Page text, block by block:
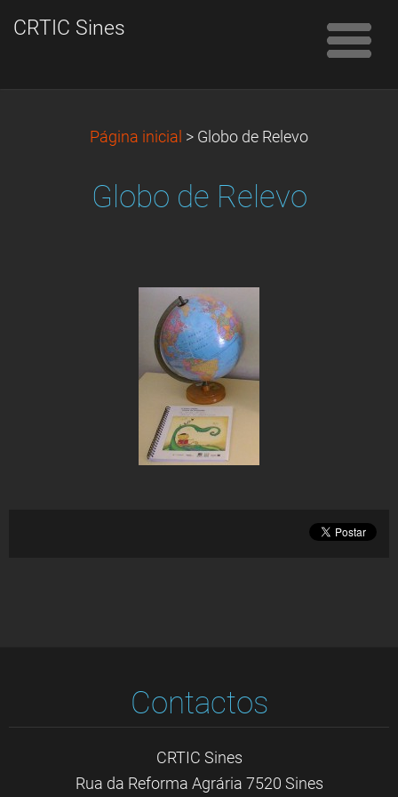
CRTIC Sines
Página inicial > Globo de Relevo
Globo de Relevo
Contactos
CRTIC Sines
Rua da Reforma Agrária 7520 Sines